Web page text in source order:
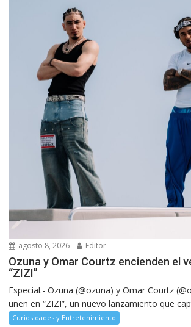
agosto 8, 2026 Editor
Ozuna y Omar Courtz encienden el
“ZIZI”
Especial.- Ozuna (@ozuna) y Omar Courtz
unen en “ZIZI”, un nuevo lanzamiento que
Curiosidades y Entretenimiento